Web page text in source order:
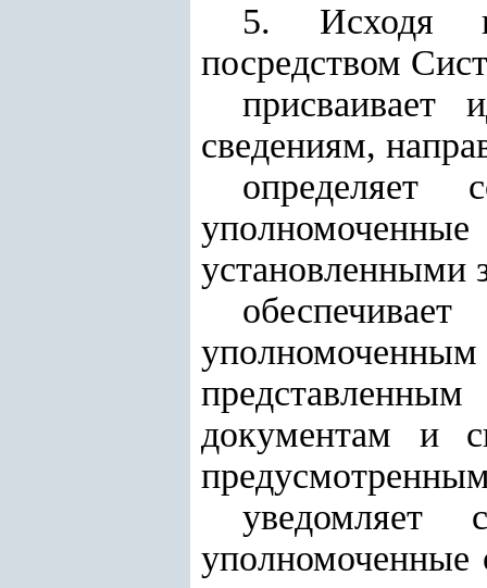
5. Исходя
посредством
присваивает
сведениям,
определяет
уполномоченные
установленными
документам и
уведомляет
уполномоченные